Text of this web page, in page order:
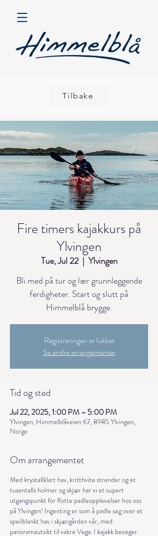
Tilbake
Fire timers kajakkurs på
Ylvingen
Tue, Jul 22
  |
Ylvingen
Bli med på tur og lær grunnleggende
ferdigheter. Start og slutt på
Himmelblå brygge.
Registreringen er lukket
Se andre arrangementer
Tid og sted
Jul 22, 2025, 1:00 PM – 5:00 PM
Ylvingen, Himmelblåveien 67, 8985 Ylvingen,
Norge
Om arrangementet
Med krystallklart hav, kritthvite strender og et
tusentalls holmer og skjær har vi et supert
utgangspunkt for flotte padleopplevelser hos oss
på Ylvingen! Ingenting er som å padle seg over et
speilblankt hav i skjærgården vår, med
panoramautsikt til vakre Vega. I kajakk beveger